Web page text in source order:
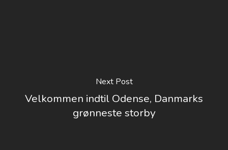
Next Post
Velkommen indtil Odense, Danmarks
grønneste storby